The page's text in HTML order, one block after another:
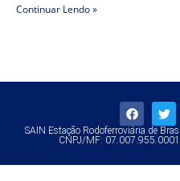
Continuar Lendo »
SAIN Estação Rodoferroviária de
CNPJ/MF: